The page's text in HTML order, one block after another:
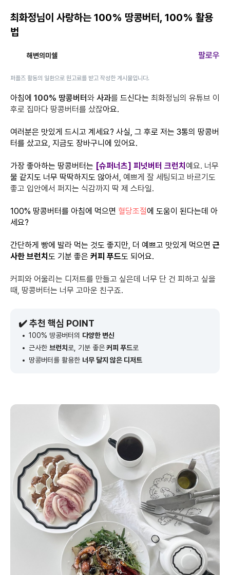
최화정님이 사랑하는 100% 땅콩버터, 100% 활용
법
해변의미쉘 팔로우
퍼플즈 활동의 일환으로 원고료를 받고 작성한 게시물입니다.
아침에 100% 땅콩버터 와 사과를 드신다는 최화정님의 유튜브 이
후로 집마다 땅콩버터를 샀잖아요.
여러분은 맛있게 드시고 계세요? 사실, 그 후로 저는 3통의 땅콩버
터를 샀고요, 지금도 장바구니에 있어요.
가장 좋아하는 땅콩버터는 [슈퍼너츠] 피넛버터 크런치 예요. 너무
물 같지도 너무 딱딱하지도 않아서, 예쁘게 잘 세팅되고 바르기도
좋고 입안에서 퍼지는 식감까지 딱 제 스타일.
100% 땅콩버터를 아침에 먹으면 혈당조절에 도움이 된다는데 아
세요?
간단하게 빵에 발라 먹는 것도 좋지만, 더 예쁘고 맛있게 먹으면 근
사한 브런치 도 기분 좋은 커피 푸드도 되어요.
커피와 어울리는 디저트를 만들고 싶은데 너무 단 건 피하고 싶을
때, 땅콩버터는 너무 고마운 친구죠.
✔️ 추천 핵심 POINT
100% 땅콩버터의 다양한 변신
근사한 브런치 로, 기분 좋은커피 푸드로
땅콩버터를 활용한 너무 달지 않은 디저트